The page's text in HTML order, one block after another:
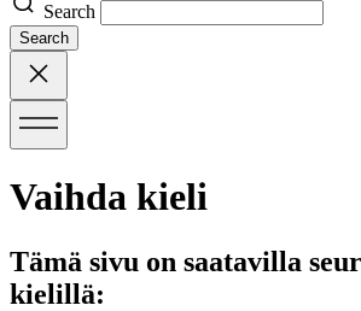
Search
Search
Vaihda kieli
Tämä sivu on saatavilla
kielillä: